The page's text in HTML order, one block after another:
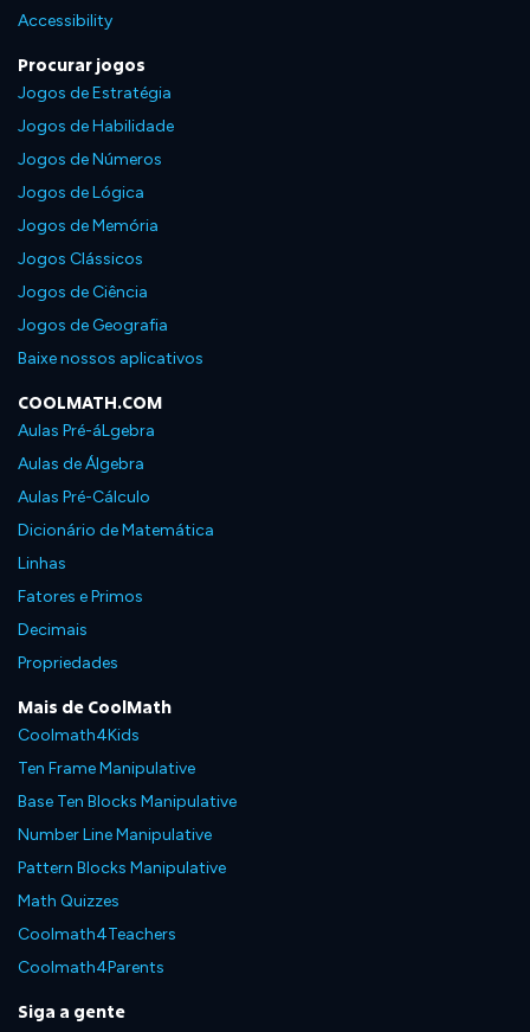
Accessibility
Procurar jogos
Jogos de Estratégia
Jogos de Habilidade
Jogos de Números
Jogos de Lógica
Jogos de Memória
Jogos Clássicos
Jogos de Ciência
Jogos de Geografia
Baixe nossos aplicativos
COOLMATH.COM
Aulas Pré-áLgebra
Aulas de Álgebra
Aulas Pré-Cálculo
Dicionário de Matemática
Linhas
Fatores e Primos
Decimais
Propriedades
Mais de CoolMath
Coolmath4Kids
Ten Frame Manipulative
Base Ten Blocks Manipulative
Number Line Manipulative
Pattern Blocks Manipulative
Math Quizzes
Coolmath4Teachers
Coolmath4Parents
Siga a gente